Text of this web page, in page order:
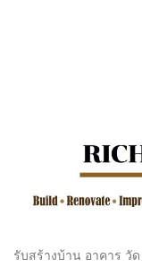
รับสร้างบ้าน อาคาร วั